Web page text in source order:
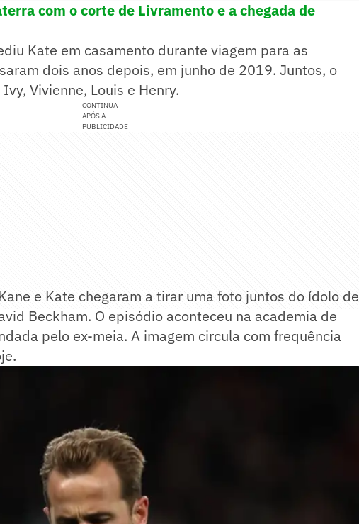
com o corte de Livramento e a chegada de
Kate em casamento durante viagem para as
dois anos depois, em junho de 2019. Juntos, o
Vivienne, Louis e Henry.
CONTINUA
APÓS A
PUBLICIDADE
e Kate chegaram a tirar uma foto juntos do ídolo de
Beckham. O episódio aconteceu na academia de
pelo ex-meia. A imagem circula com frequência